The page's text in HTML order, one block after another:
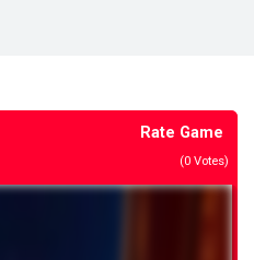
Rate Game
(0 Votes)